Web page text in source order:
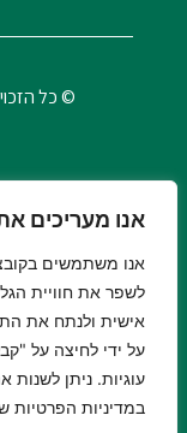
אנו מעריכים
לשפר את חוויית
אישית ולנתח את
על ידי לחיצה על
עוגיות. ניתן
במדיניות הפרטיות
© כל
© כל